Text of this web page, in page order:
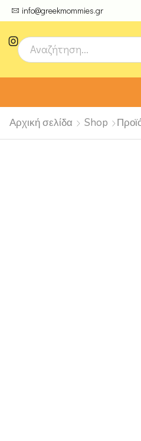
info@greekmommies.gr
μοναδικές δημιουργίες από τους
Αρχική σελίδα Shop